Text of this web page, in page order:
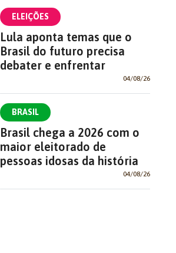
ELEIÇÕES
Lula aponta temas que o
Brasil do futuro precisa
debater e enfrentar
04/08/26
BRASIL
Brasil chega a 2026 com o
maior eleitorado de
pessoas idosas da história
04/08/26